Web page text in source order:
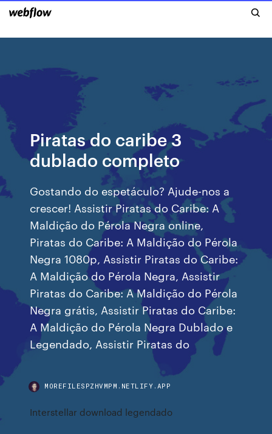
Piratas do caribe 3
dublado completo
Gostando do espetáculo? Ajude-nos a
crescer! Assistir Piratas do Caribe: A
Maldição do Pérola Negra online,
Piratas do Caribe: A Maldição do Pérola
Negra 1080p, Assistir Piratas do Caribe:
A Maldição do Pérola Negra, Assistir
Piratas do Caribe: A Maldição do Pérola
Negra grátis, Assistir Piratas do Caribe:
A Maldição do Pérola Negra Dublado e
Legendado, Assistir Piratas do
MOREFILESPZHVMPM.NETLIFY.APP
Interstellar download legendado